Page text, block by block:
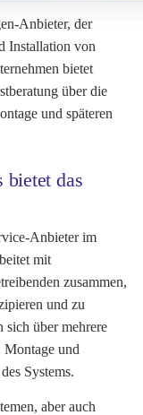
Anbieter, der
Installation von
bietet
über die
und späteren
bietet das
Anbieter im
mit
zusammen,
und zu
sich über mehrere
Montage und
Systems.
aber auch